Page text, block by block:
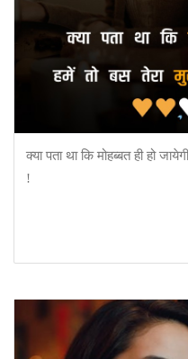
क्या पता था कि मोहब्बत ही हो
!